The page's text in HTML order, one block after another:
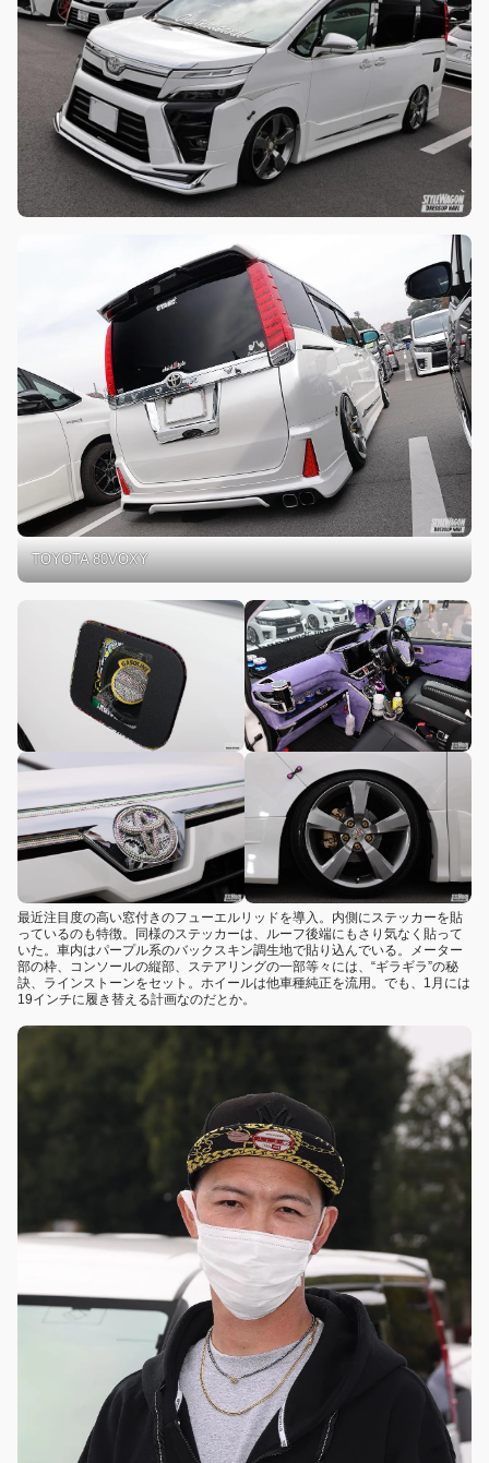
TOYOTA 80VOXY
最近注目度の高い窓付きのフューエルリッドを導入。内側にステッカーを貼
っているのも特徴。同様のステッカーは、ルーフ後端にもさり気なく貼って
いた。車内はパープル系のバックスキン調生地で貼り込んでいる。メーター
部の枠、コンソールの縦部、ステアリングの一部等々には、“ギラギラ”の秘
訣、ラインストーンをセット。ホイールは他車種純正を流用。でも、1月には
19インチに履き替える計画なのだとか。